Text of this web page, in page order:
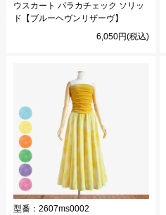
ウスカート パラカチェック ソリッ
ド【ブルーヘヴンリザーヴ】
6,050円(税込)
型番： 2607ms0002